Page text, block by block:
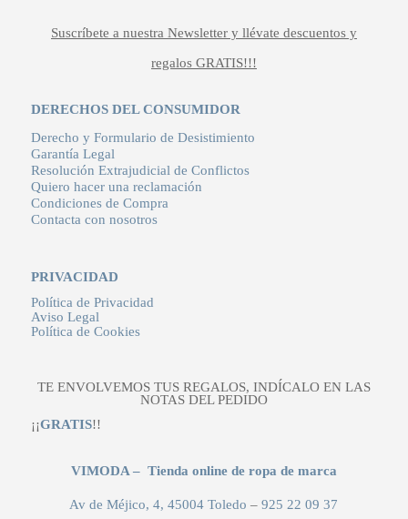
Suscríbete a nuestra Newsletter y llévate descuentos y
regalos GRATIS!!!
DERECHOS DEL CONSUMIDOR
Derecho y Formulario de Desistimiento
Garantía Legal
Resolución Extrajudicial de Conflictos
Quiero hacer una reclamación
Condiciones de Compra
Contacta con nosotros
PRIVACIDAD
Política de Privacidad
Aviso Legal
Política de Cookies
TE ENVOLVEMOS TUS REGALOS, INDÍCALO EN LAS
NOTAS DEL PEDIDO
¡¡GRATIS!!
VIMODA – Tienda online de ropa de marca
Av de Méjico, 4, 45004 Toledo –925 22 09 37